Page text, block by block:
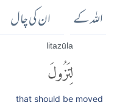
اللہ کے ان کی چال
litazūla
لِتَزُولَ
that should be moved